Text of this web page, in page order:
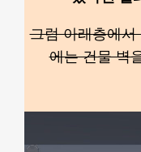
그럼 아래층에
에는 건물 벽